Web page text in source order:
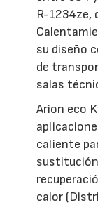
R-1234ze,
su diseño
de
salas
Arion eco
caliente
sustitución
calor